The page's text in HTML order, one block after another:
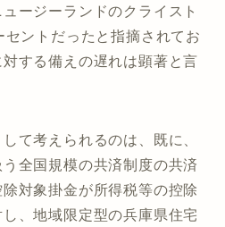
ージーランドのクライスト
ントだったと指摘されてお
する備えの遅れは顕著と言
て考えられるのは、既に、
全国規模の共済制度の共済
対象掛金が所得税等の控除
、地域限定型の兵庫県住宅